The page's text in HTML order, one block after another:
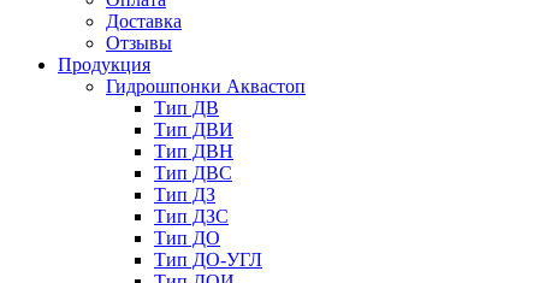
Доставка
Отзывы
Продукция
Гидрошпонки Аквастоп
Тип ДВ
Тип ДВИ
Тип ДВН
Тип ДВС
Тип ДЗ
Тип ДЗС
Тип ДО
Тип ДО-УГЛ